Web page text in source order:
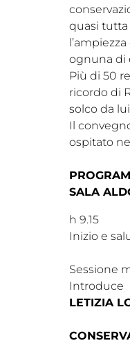
quasi tutta
ognuna di
Più di 50
ricordo di
solco da
Il
ospitato
SALA
h 9.15
Inizio e
Sessione
Introduce
LETIZIA